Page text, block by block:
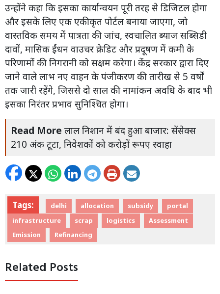
उन्होंने कहा कि इसका कार्यान्वयन पूरी तरह से डिजिटल होगा
और इसके लिए एक एकीकृत पोर्टल बनाया जाएगा, जो
वास्तविक समय में पात्रता की जांच, स्वचालित ब्याज सब्सिडी
दावों, मासिक ईंधन वाउचर क्रेडिट और प्रदूषण में कमी के
परिणामों की निगरानी को सक्षम करेगा। केंद्र सरकार द्वारा दिए
जाने वाले लाभ नए वाहन के पंजीकरण की तारीख से 5 वर्षों
तक जारी रहेंगे, जिससे दो साल की नामांकन अवधि के बाद भी
इसका निरंतर प्रभाव सुनिश्चित होगा।
Read More लाल निशान में बंद हुआ बाजार: सेंसेक्स
210 अंक टूटा, निवेशकों को करोड़ों रूपए स्वाहा
Tags: delhi allocation subsidy
portal
infrastructure
scrap logistics
Assessment
Emission
Refinancing
Related Posts